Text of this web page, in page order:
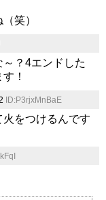
笑）
？4エンドした
！
ID:P3rjxMnBaE
をつけるんです